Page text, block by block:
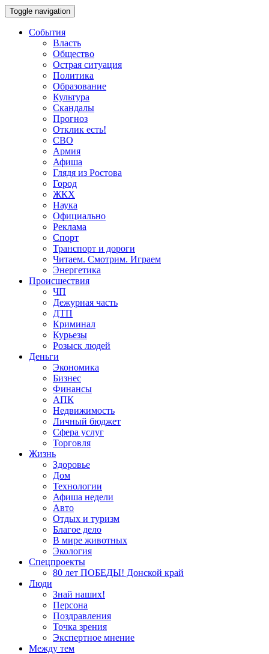
Toggle navigation
События
Власть
Общество
Острая ситуация
Политика
Образование
Культура
Скандалы
Прогноз
Отклик есть!
СВО
Армия
Афиша
Глядя из Ростова
Город
ЖКХ
Наука
Официально
Реклама
Спорт
Транспорт и дороги
Читаем. Смотрим. Играем
Энергетика
Происшествия
ЧП
Дежурная часть
ДТП
Криминал
Курьезы
Розыск людей
Деньги
Экономика
Бизнес
Финансы
АПК
Недвижимость
Личный бюджет
Сфера услуг
Торговля
Жизнь
Здоровье
Дом
Технологии
Афиша недели
Авто
Отдых и туризм
Благое дело
В мире животных
Экология
Спецпроекты
80 лет ПОБЕДЫ! Донской край
Люди
Знай наших!
Персона
Поздравления
Точка зрения
Экспертное мнение
Между тем